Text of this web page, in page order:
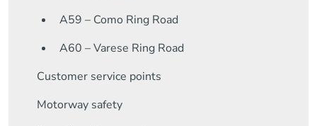
A59 – Como Ring Road
A60 – Varese Ring Road
Customer service points
Motorway safety